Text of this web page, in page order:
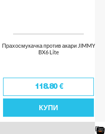
Прахосмукачка против акари JIMMY
BX6 Lite
118.80 €
КУПИ